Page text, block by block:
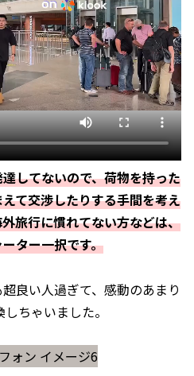
してないので、荷物を持った
て交渉したりする手間を考え
旅行に慣れてない方などは、
ター一択です。
良い人過ぎて、感動のあまり
ちゃいました。